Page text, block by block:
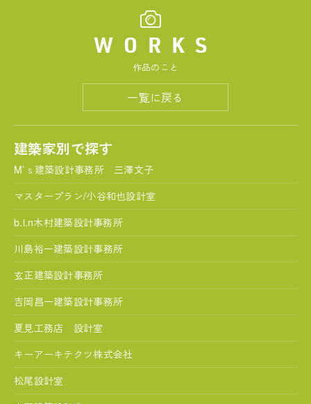
WORKS
作品のこと
一覧に戻る
建築家別で探す
M’ｓ建築設計事務所 三澤文子
マスタープラン/小谷和也設計室
b.i.n木村建築設計事務所
川島裕一建築設計事務所
玄正建築設計事務所
吉岡昌一建築設計事務所
夏見工務店 設計室
キーアーキテクツ株式会社
松尾設計室